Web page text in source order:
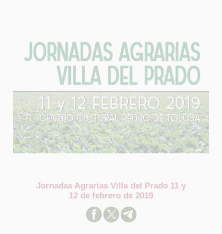
Jornadas Agrarias Villa del Prado 11 y
12 de febrero de 2019